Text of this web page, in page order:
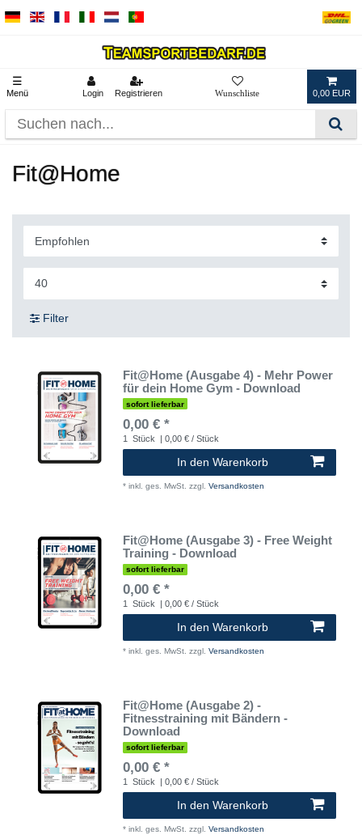
☰
Menü Login Registrieren 0,00 EUR
Fit@Home
Filter
Fit@Home (Ausgabe 4) - Mehr Power
für dein Home Gym - Download
sofort lieferbar
0,00 € *
1 Stück | 0,00 € / Stück
In den Warenkorb
* inkl. ges. MwSt. zzgl. Versandkosten
Fit@Home (Ausgabe 3) - Free Weight
Training - Download
sofort lieferbar
0,00 € *
1 Stück | 0,00 € / Stück
In den Warenkorb
* inkl. ges. MwSt. zzgl. Versandkosten
Fit@Home (Ausgabe 2) -
Fitnesstraining mit Bändern -
Download
sofort lieferbar
0,00 € *
1 Stück | 0,00 € / Stück
In den Warenkorb
* inkl. ges. MwSt. zzgl. Versandkosten